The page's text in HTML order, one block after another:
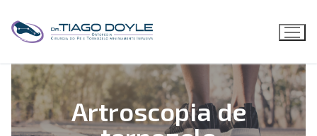
Artroscopia de